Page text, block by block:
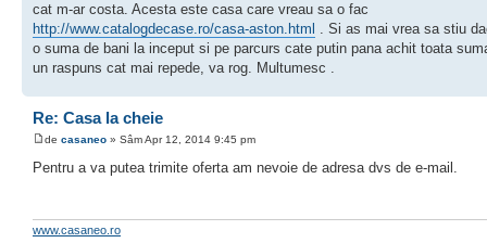
cat m-ar costa. Acesta este casa care vreau sa o fac
http://www.catalogdecase.ro/casa-aston.html . Si as mai vrea sa stiu
o suma de bani la inceput si pe parcurs cate putin pana achit toata
un raspuns cat mai repede, va rog. Multumesc .
Re: Casa la cheie
de casaneo » Sâm Apr 12, 2014 9:45 pm
Pentru a va putea trimite oferta am nevoie de adresa dvs de e-mail.
www.casaneo.ro